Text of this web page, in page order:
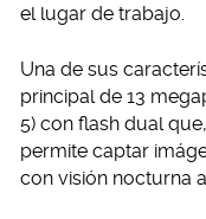
el lugar de trabajo.
Una de sus
principal de 13
5) con flash dual
permite captar
con visión nocturna